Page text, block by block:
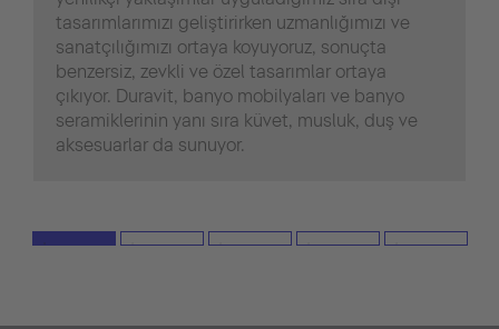
tasarımlarımızı geliştirirken uzmanlığımızı ve
sanatçılığımızı ortaya koyuyoruz, sonuçta
benzersiz, zevkli ve özel tasarımlar ortaya
çıkıyor. Duravit, banyo mobilyaları ve banyo
seramiklerinin yanı sıra küvet, musluk, duş ve
aksesuarlar da sunuyor.